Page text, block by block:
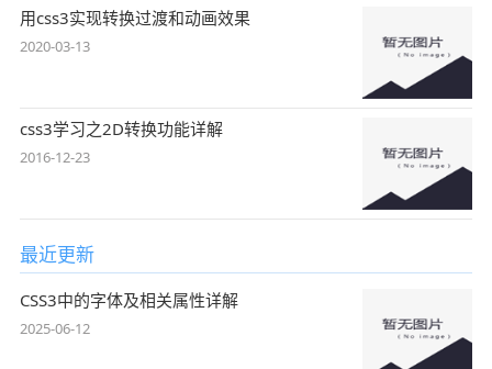
用css3实现转换过渡和动画效果
2020-03-13
css3学习之2D转换功能详解
2016-12-23
最近更新
CSS3中的字体及相关属性详解
2025-06-12